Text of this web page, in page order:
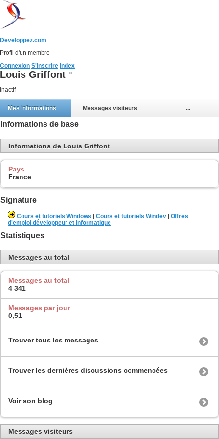
Developpez.com
Profil d'un membre
Connexion S'inscrire Index
Louis Griffont
Inactif
Mes informations Messages visiteurs ...
Informations de base
Informations de Louis Griffont
Pays
France
Signature
Cours et tutoriels Windows | Cours et tutoriels Windev | Offres
d'emploi développeur et informatique
Statistiques
Messages au total
Messages au total
4 341
Messages par jour
0,51
Trouver tous les messages
Trouver les dernières discussions commencées
Voir son blog
Messages visiteurs